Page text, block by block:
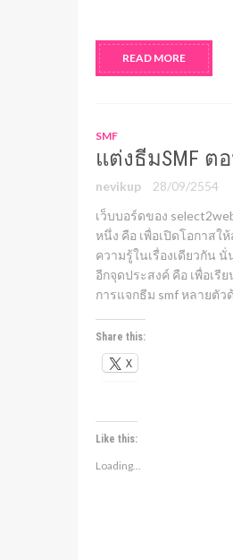
READ MORE
SMF
แต่งธีมSMF ต
nevikup
28/09/2554
เว็บบอร์ดของ
หนึ่ง คือ เพื่อเปิดโอกาสใ
ความรู้ในเรื่องเดียวกัน
อีกจุดประสงค์ คือ เพื่อเ
การแจกธีม smf หลายตัว
Share this:
X
Like this:
Loading...